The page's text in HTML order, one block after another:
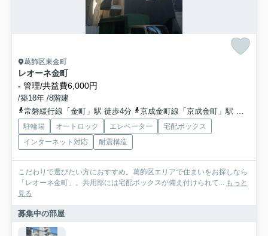
葛飾区東金町
レオーネ金町
- 管理/共益費6,000円
/築18年 /8階建
常磐緩行線「金町」駅 徒歩4分
京成金町線「京成金町」駅 徒歩6分
駐輪場 オートロック エレベーター
宅配ボックス
インターネット対応
耐震構造
こだわりで選びたい方におすすめ。葛飾区エリアで住まいをお探しなら
「レオーネ金町」。共用部には宅配ボックスが備え付けられて... もっと
見る
募集中の部屋